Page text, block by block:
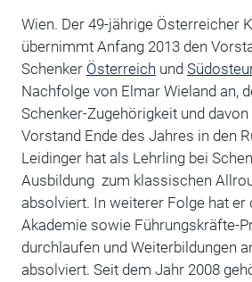
Wien. Der 49-jährige Österreicher
übernimmt Anfang 2013 den
Schenker Österreich und
Nachfolge von Elmar Wieland an,
Schenker-Zugehörigkeit und
Vorstand Ende des Jahres in den
Leidinger hat als Lehrling bei
Ausbildung zum klassischen
absolviert. In weiterer Folge hat er
Akademie sowie Führungskräfte-
durchlaufen und Weiterbildungen
absolviert. Seit dem Jahr 2008